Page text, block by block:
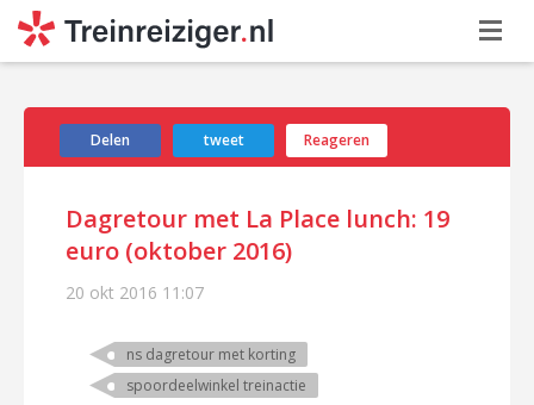
Delen tweet Reageren
Dagretour met La Place lunch: 19
euro (oktober 2016)
20 okt 2016 11:07
ns dagretour met korting
spoordeelwinkel treinactie